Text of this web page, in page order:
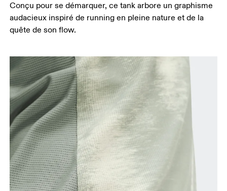
Conçu pour se démarquer, ce tank arbore un graphisme
audacieux inspiré de running en pleine nature et de la
quête de son flow.